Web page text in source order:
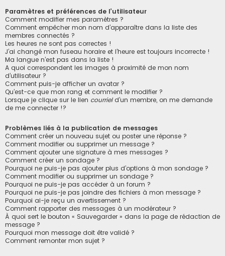
Paramètres et préférences de l’utilisateur
Comment modifier mes paramètres ?
Comment empêcher mon nom d’apparaître dans la liste des
membres connectés ?
Les heures ne sont pas correctes !
J’ai changé mon fuseau horaire et l’heure est toujours incorrecte !
Ma langue n’est pas dans la liste !
A quoi correspondent les images à proximité de mon nom
d’utilisateur ?
Comment puis-je afficher un avatar ?
Qu’est-ce que mon rang et comment le modifier ?
Lorsque je clique sur le lien courrield’un membre, on me demande
de me connecter !?
Problèmes liés à la publication de messages
Comment créer un nouveau sujet ou poster une réponse ?
Comment modifier ou supprimer un message ?
Comment ajouter une signature à mes messages ?
Comment créer un sondage ?
Pourquoi ne puis-je pas ajouter plus d’options à mon sondage ?
Comment modifier ou supprimer un sondage ?
Pourquoi ne puis-je pas accéder à un forum ?
Pourquoi ne puis-je pas joindre des fichiers à mon message ?
Pourquoi ai-je reçu un avertissement ?
Comment rapporter des messages à un modérateur ?
À quoi sert le bouton « Sauvegarder » dans la page de rédaction de
message ?
Pourquoi mon message doit être validé ?
Comment remonter mon sujet ?